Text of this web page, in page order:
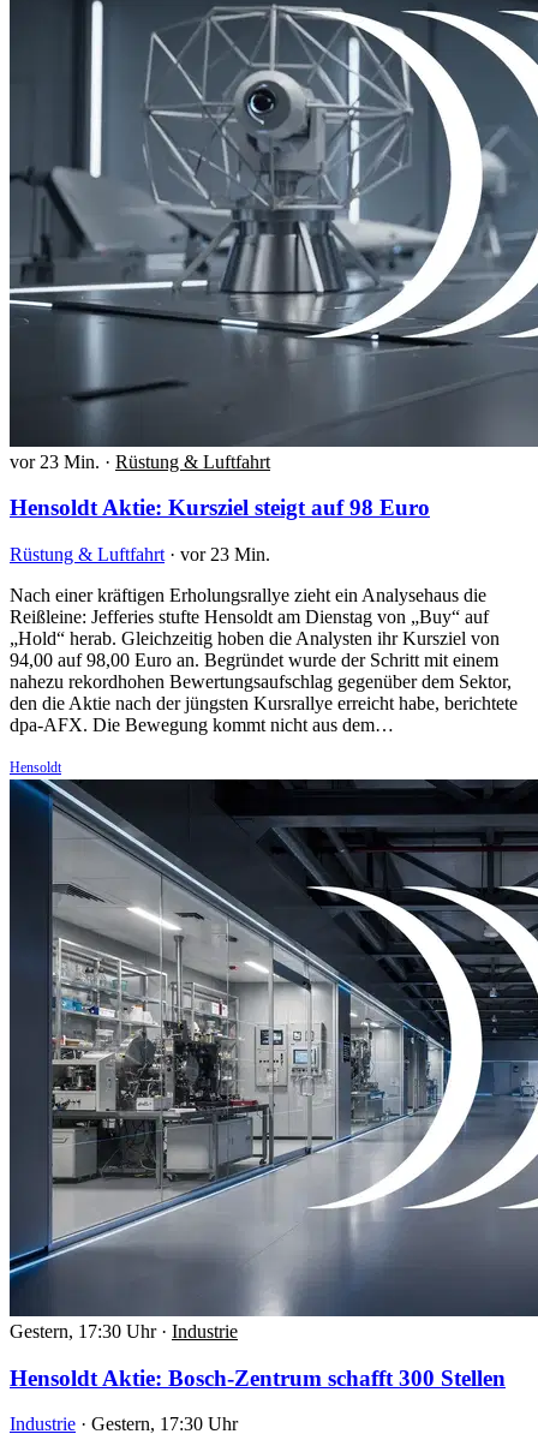
vor 23 Min. · Rüstung & Luftfahrt
Hensoldt Aktie: Kursziel steigt auf 98 Euro
Rüstung & Luftfahrt · vor 23 Min.
Nach einer kräftigen Erholungsrallye zieht ein Analysehaus die
Reißleine: Jefferies stufte Hensoldt am Dienstag von „Buy“ auf
„Hold“ herab. Gleichzeitig hoben die Analysten ihr Kursziel von
94,00 auf 98,00 Euro an. Begründet wurde der Schritt mit einem
nahezu rekordhohen Bewertungsaufschlag gegenüber dem Sektor,
den die Aktie nach der jüngsten Kursrallye erreicht habe, berichtete
dpa-AFX. Die Bewegung kommt nicht aus dem…
Hensoldt
Gestern, 17:30 Uhr · Industrie
Hensoldt Aktie: Bosch-Zentrum schafft 300 Stellen
Industrie · Gestern, 17:30 Uhr